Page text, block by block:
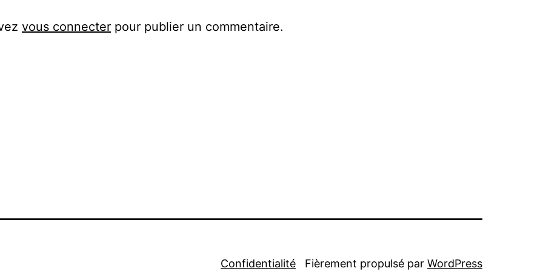
vous connecter pour publier un commentaire.
Confidentialité Fièrement propulsé par WordPress